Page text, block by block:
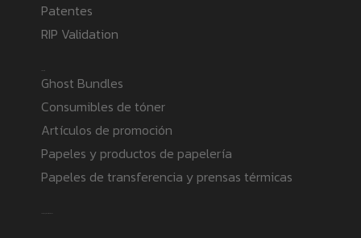
Patentes
RIP Validation
Ghost Bundles
Consumibles de tóner
Artículos de promoción
Papeles y productos de papelería
Papeles de transferencia y prensas térmicas